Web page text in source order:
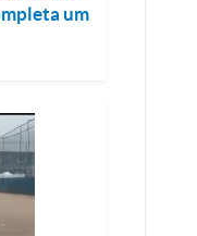
um